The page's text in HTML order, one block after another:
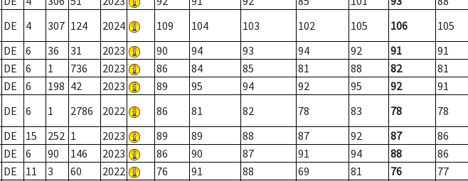
DE 4 307 124 2024 109 104 103 102 105 106
105
DE 6 36 31 2023 90 94 93 94 92 91
91
DE 6 1 736 2023 86 84 85 81 88 82
81
DE 6 198 42 2023 89 95 94 92 95 92
91
DE 6 1 2786 2022 86 81 82 78 83 78
78
DE 15 252 1 2023 89 89 88 87 92 87
86
DE 6 90 146 2023 86 90 87 91 94 88
86
DE 11 3 60 2022 76 91 88 69 81 76 77